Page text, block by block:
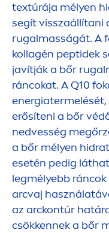
textúrája mélyen
segít visszaállítani
rugalmasságát. A
kollagén peptidek
javítják a bőr
ráncokat. A Q10
erősíteni a bőr
nedvesség
a bőr mélyen
esetén pedig
legmélyebb
arcvaj
az arckontúr
csökkennek a bőr